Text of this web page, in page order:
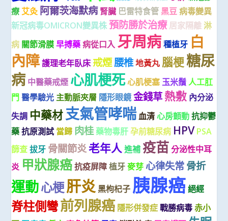
療 艾灸 阿爾茨海默病 腎臟 巴雷特食管 黑豆 病毒變異
新冠病毒OMICRON變異株 預防勝於治療 居家隔離 淋
病 關節滑膜 早搏藥 病從口入 牙周病 種植牙 白
內障 護理老年臥床 戒煙腰椎地黃丸 腦梗糖尿
病 中醫藥戒煙 心肌梗死心肌梗塞 玉米鬚 人工肛
門 醫學驗光 主動脈夾層 隱形眼鏡 金錢草熱敷 內分泌
失調 中藥材支氣管哮喘血清 心房顫動 抗抑鬱
藥 抗原測試 當歸 肉桂 藥物毒肝 孕前糖尿病 HPV PSA
篩查 拔牙 骨關節炎老年人 進補 疫苗 分泌性中耳
炎 甲狀腺癌 抗疫屏障 植牙 麥芽 心律失常骨折
運動心梗肝炎黑枸杞子 胰腺癌 絕經
脊柱側彎前列腺癌 隱形併發症 戰勝病毒 赤小